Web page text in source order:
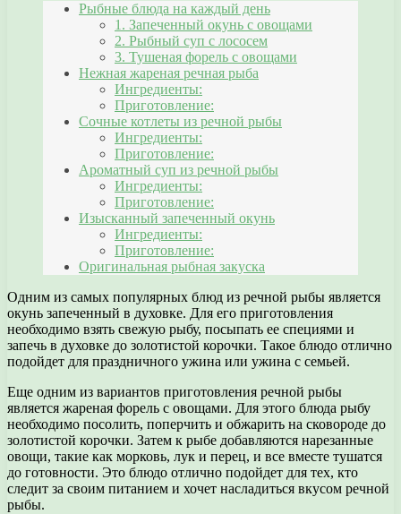
Рыбные блюда на каждый день
1. Запеченный окунь с овощами
2. Рыбный суп с лососем
3. Тушеная форель с овощами
Нежная жареная речная рыба
Ингредиенты:
Приготовление:
Сочные котлеты из речной рыбы
Ингредиенты:
Приготовление:
Ароматный суп из речной рыбы
Ингредиенты:
Приготовление:
Изысканный запеченный окунь
Ингредиенты:
Приготовление:
Оригинальная рыбная закуска
Одним из самых популярных блюд из речной рыбы является
окунь запеченный в духовке. Для его приготовления
необходимо взять свежую рыбу, посыпать ее специями и
запечь в духовке до золотистой корочки. Такое блюдо отлично
подойдет для праздничного ужина или ужина с семьей.
Еще одним из вариантов приготовления речной рыбы
является жареная форель с овощами. Для этого блюда рыбу
необходимо посолить, поперчить и обжарить на сковороде до
золотистой корочки. Затем к рыбе добавляются нарезанные
овощи, такие как морковь, лук и перец, и все вместе тушатся
до готовности. Это блюдо отлично подойдет для тех, кто
следит за своим питанием и хочет насладиться вкусом речной
рыбы.